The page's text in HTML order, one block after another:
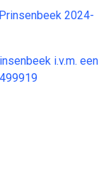
2024-
i.v.m. een